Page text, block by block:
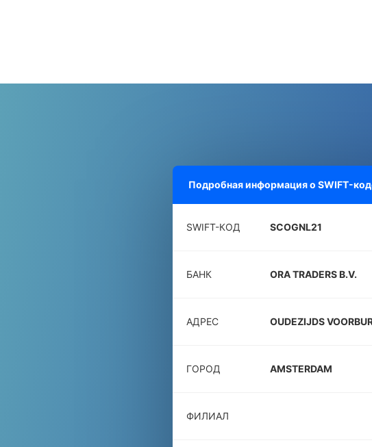
Подробная информация о SWIFT-
SWIFT-КОД SCOGNL21
БАНК ORA TRADERS B.V.
АДРЕС OUDEZIJDS
ГОРОД AMSTERDAM
ФИЛИАЛ